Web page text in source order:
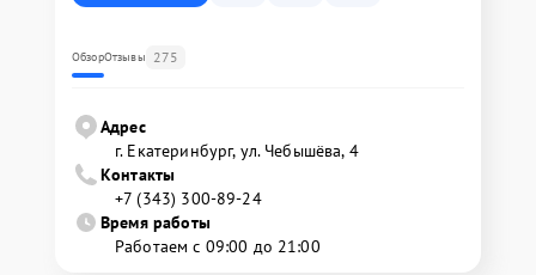
ОбзорОтзывы 275
Адрес
г. Екатеринбург, ул. Чебышёва, 4
Контакты
+7 (343) 300-89-24
Время работы
Работаем с 09:00 до 21:00